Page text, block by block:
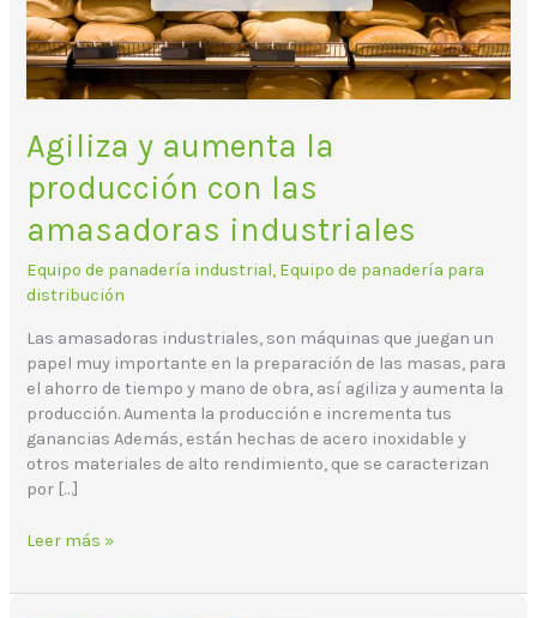
Agiliza y aumenta la
producción con las
amasadoras industriales
Equipo de panadería industrial, Equipo de panadería para
distribución
Las amasadoras industriales, son máquinas que juegan un
papel muy importante en la preparación de las masas, para
el ahorro de tiempo y mano de obra, así agiliza y aumenta la
producción. Aumenta la producción e incrementa tus
ganancias Además, están hechas de acero inoxidable y
otros materiales de alto rendimiento, que se caracterizan
por […]
amasadoras
industriales
Leer más »